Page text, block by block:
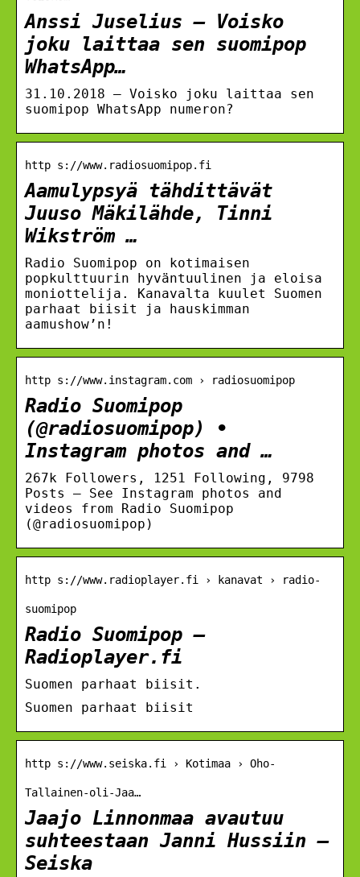
Anssi Juselius – Voisko
joku laittaa sen suomipop
WhatsApp…
31.10.2018 — Voisko joku laittaa sen
suomipop WhatsApp numeron?
http s://www.radiosuomipop.fi
Aamulypsyä tähdittävät
Juuso Mäkilähde, Tinni
Wikström …
Radio Suomipop on kotimaisen
popkulttuurin hyväntuulinen ja eloisa
moniottelija. Kanavalta kuulet Suomen
parhaat biisit ja hauskimman
aamushow’n!
http s://www.instagram.com › radiosuomipop
Radio Suomipop
(@radiosuomipop) •
Instagram photos and …
267k Followers, 1251 Following, 9798
Posts – See Instagram photos and
videos from Radio Suomipop
(@radiosuomipop)
http s://www.radioplayer.fi › kanavat › radio-
suomipop
Radio Suomipop –
Radioplayer.fi
Suomen parhaat biisit.
Suomen parhaat biisit
http s://www.seiska.fi › Kotimaa › Oho-
Tallainen-oli-Jaa…
Jaajo Linnonmaa avautuu
suhteestaan Janni Hussiin –
Seiska